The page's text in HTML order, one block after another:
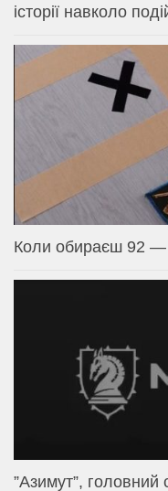
історії навколо
Коли обираєш 92
⁨”Азимут”,